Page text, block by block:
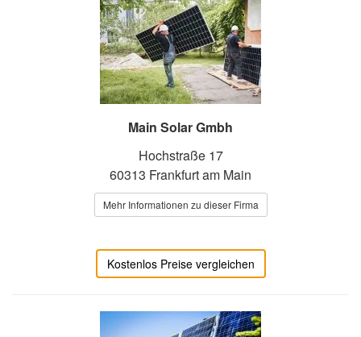
Main Solar Gmbh
Hochstraße 17
60313 Frankfurt am Main
Mehr Informationen zu dieser Firma
Kostenlos Preise vergleichen